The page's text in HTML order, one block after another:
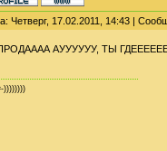
Четверг, 17.02.2011, 14:43 |
АУУУУУУ, ТЫ
))))))))